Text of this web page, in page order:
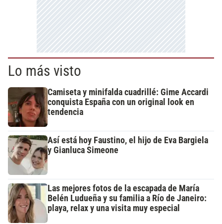
Lo más visto
Camiseta y minifalda cuadrillé: Gime Accardi
conquista España con un original look en
tendencia
Así está hoy Faustino, el hijo de Eva Bargiela
y Gianluca Simeone
Las mejores fotos de la escapada de María
Belén Ludueña y su familia a Río de Janeiro:
playa, relax y una visita muy especial